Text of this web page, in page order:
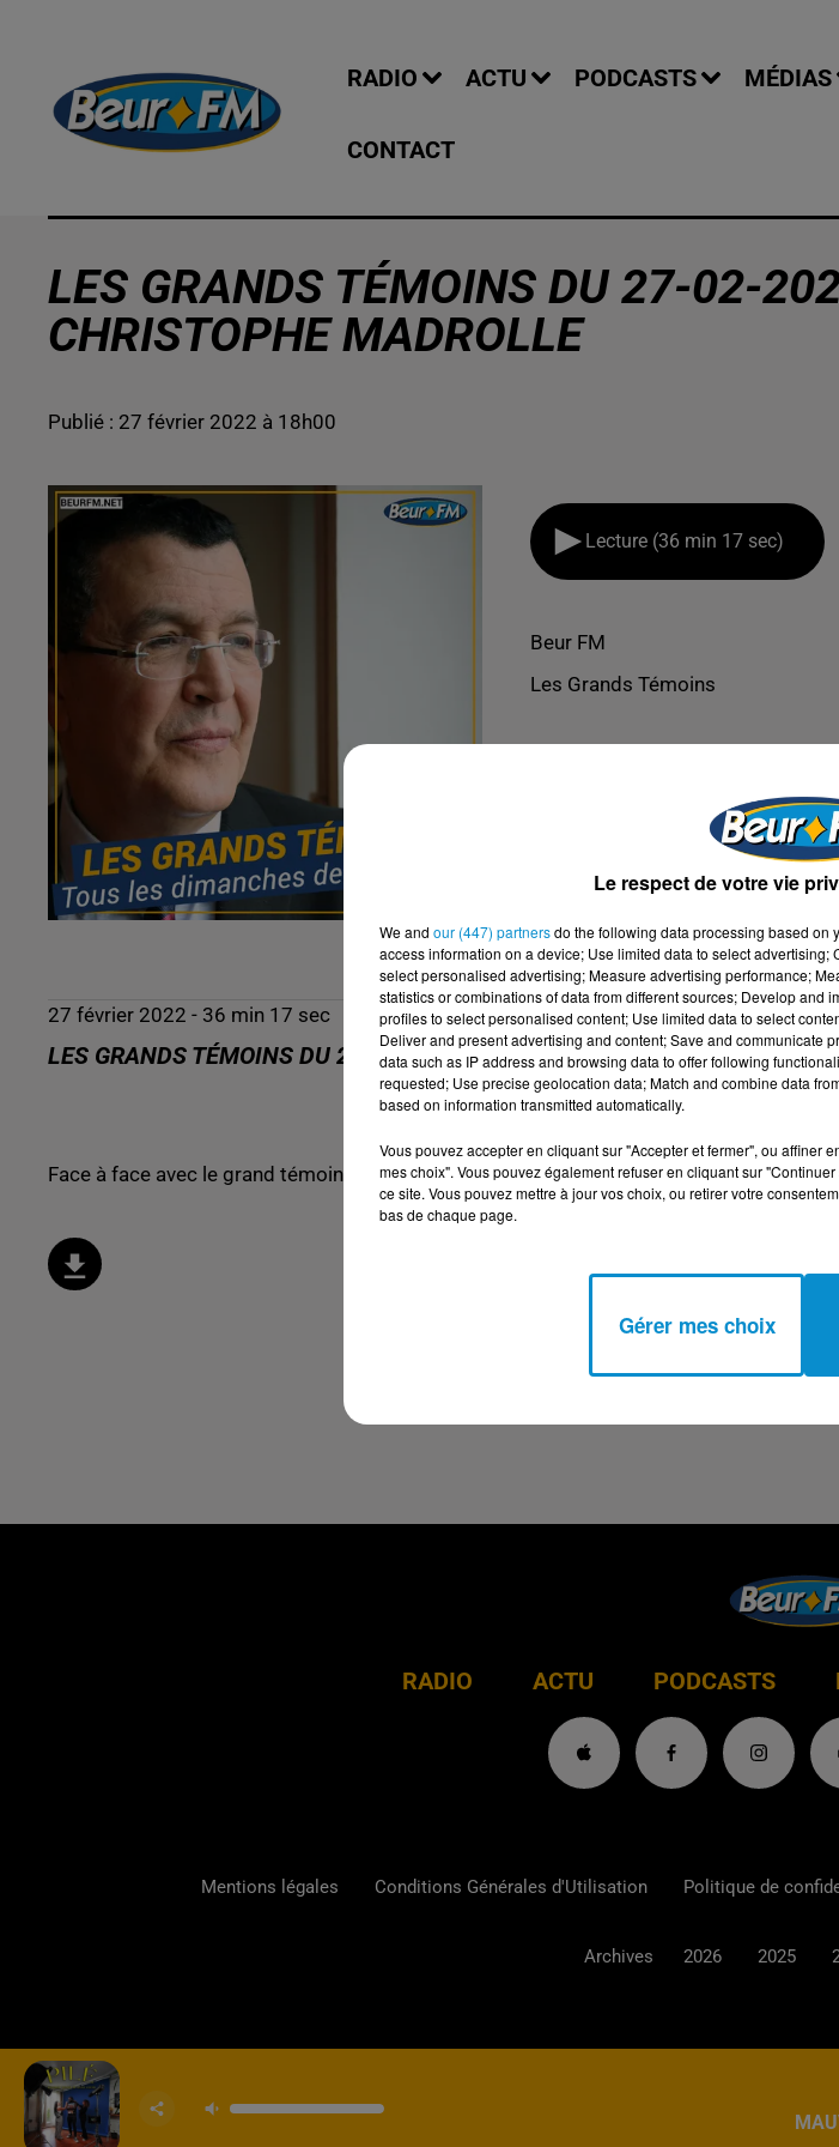
RADIO ACTU PODCASTS MÉDIAS
CONTACT
LES GRANDS TÉMOINS DU 27-02-
CHRISTOPHE MADROLLE
Publié : 27 février 2022 à 18h00
Lecture (36 min 17 sec)
Beur FM
Les Grands Témoins
27 février 2022 - 36 min 17 sec
LES GRANDS TÉMOINS DU 27-02-2022 : CHRISTOPHE MADROLLE
Face à face avec le grand témoin de l'actualité de la semaine !
RADIO ACTU PODCASTS
Mentions légales Conditions Générales d'Utilisation Politique de
Archives 2026 2025
Le respect de votre vie
We and our (447) partnersdo the following data processing based on
access information on a device; Use limited data to select
select personalised advertising; Measure advertising performance;
statistics or combinations of data from different sources; Develop and
profiles to select personalised content; Use limited data to select
Deliver and present advertising and content; Save and communicate
data such as IP address and browsing data to offer following
requested; Use precise geolocation data; Match and combine data
based on information transmitted automatically.
Vous pouvez accepter en cliquant sur "Accepter et fermer", ou affiner
mes choix". Vous pouvez également refuser en cliquant sur
ce site. Vous pouvez mettre à jour vos choix, ou retirer votre
bas de chaque page.
Gérer mes choix